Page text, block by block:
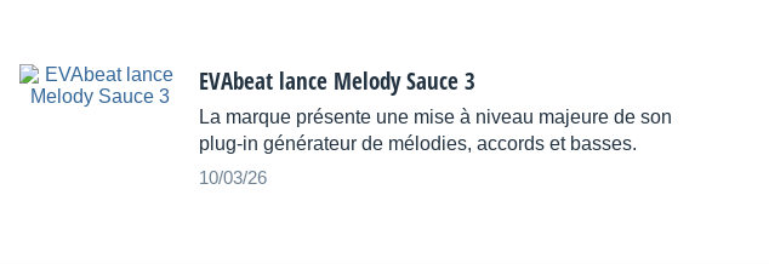
EVAbeat lance Melody Sauce 3
La marque présente une mise à niveau majeure de son
plug-in générateur de mélodies, accords et basses.
10/03/26